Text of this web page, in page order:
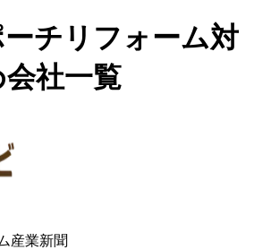
チリフォーム対
社一覧
産業新聞